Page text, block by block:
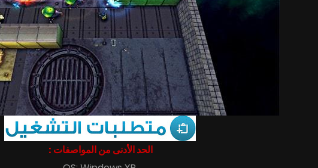
الحد الأدنى من المواصفات :